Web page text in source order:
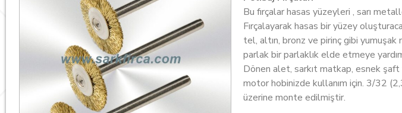
Bu fırçalar hasas yüzeyleri , sarı
Fırçalayarak hasas bir yüzey
tel, altın, bronz ve pirinç gibi
parlak bir parlaklık elde etmeye
Dönen alet, sarkıt matkap, esnek
motor hobinizde kullanım için. 3/32
üzerine monte edilmiştir.